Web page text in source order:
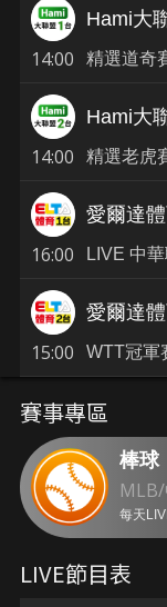
14:00
Hami大
精選道奇
14:00
Hami大
精選老虎
16:00
愛爾達
15:00
愛爾達
WTT冠軍
賽事專區
棒球
每天
LIVE節目表